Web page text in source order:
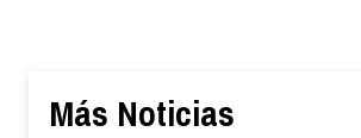
Más Noticias